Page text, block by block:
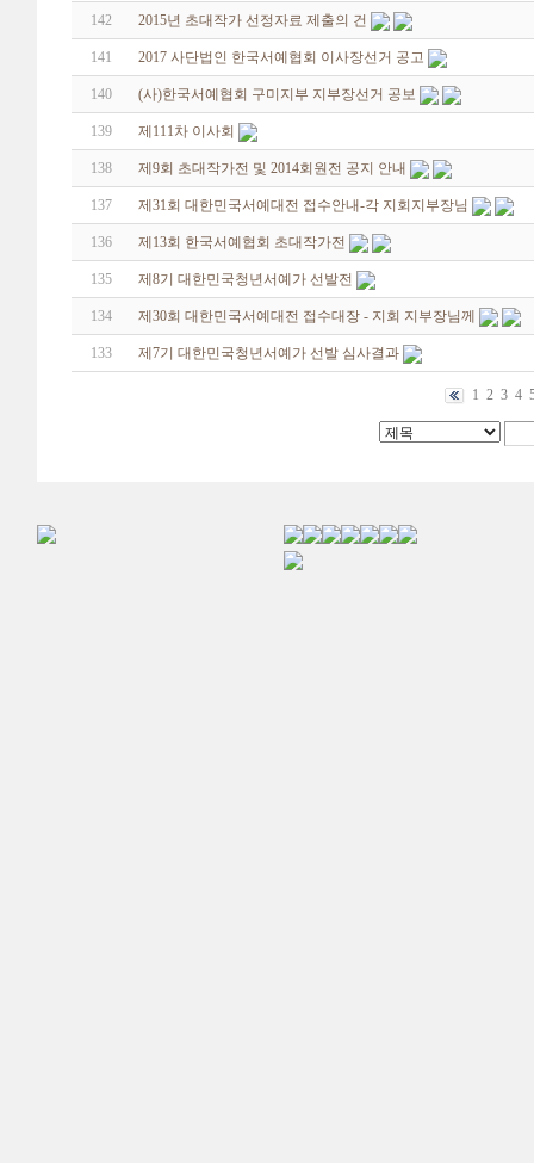
142 2015년 초대작가 선정자료 제출의 건
141 2017 사단법인 한국서예협회 이사장선거 공고
140 (사)한국서예협회 구미지부 지부장선거 공보
139 제111차 이사회
138 제9회 초대작가전 및 2014회원전 공지 안내
137 제31회 대한민국서예대전 접수안내-각 지회지부장님
136 제13회 한국서예협회 초대작가전
135 제8기 대한민국청년서예가 선발전
134 제30회 대한민국서예대전 접수대장 - 지회 지부장님께
133 제7기 대한민국청년서예가 선발 심사결과
1 2 3 4